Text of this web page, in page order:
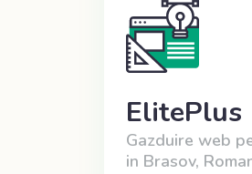
ElitePlus
Gazduire web
in Brasov,